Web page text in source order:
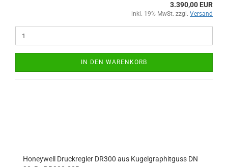
3.390,00 EUR
inkl. 19% MwSt. zzgl. Versand
IN DEN WARENKORB
Honeywell Druckregler DR300 aus Kugelgraphitguss DN